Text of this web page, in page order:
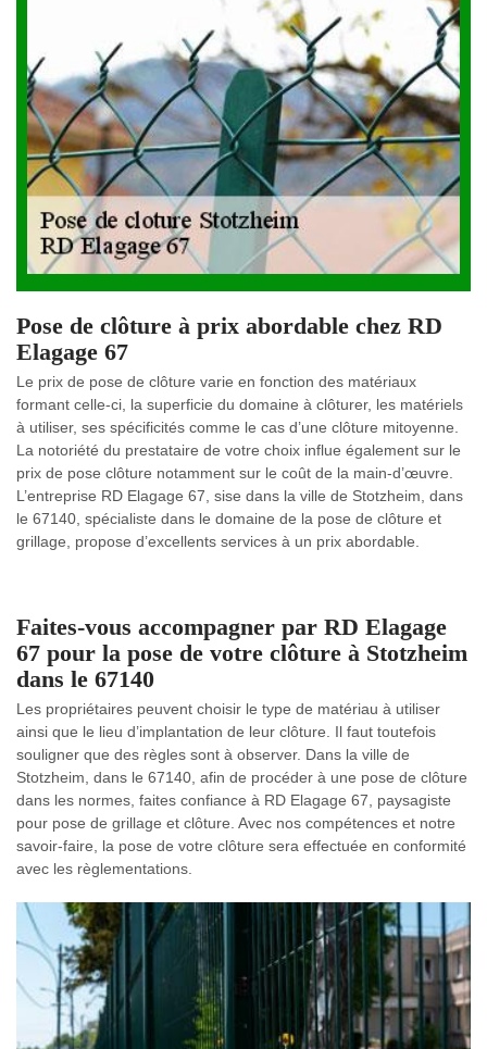
Pose de clôture à prix abordable chez RD
Elagage 67
Le prix de pose de clôture varie en fonction des matériaux
formant celle-ci, la superficie du domaine à clôturer, les matériels
à utiliser, ses spécificités comme le cas d’une clôture mitoyenne.
La notoriété du prestataire de votre choix influe également sur le
prix de pose clôture notamment sur le coût de la main-d’œuvre.
L’entreprise RD Elagage 67, sise dans la ville de Stotzheim, dans
le 67140, spécialiste dans le domaine de la pose de clôture et
grillage, propose d’excellents services à un prix abordable.
Faites-vous accompagner par RD Elagage
67 pour la pose de votre clôture à Stotzheim
dans le 67140
Les propriétaires peuvent choisir le type de matériau à utiliser
ainsi que le lieu d’implantation de leur clôture. Il faut toutefois
souligner que des règles sont à observer. Dans la ville de
Stotzheim, dans le 67140, afin de procéder à une pose de clôture
dans les normes, faites confiance à RD Elagage 67, paysagiste
pour pose de grillage et clôture. Avec nos compétences et notre
savoir-faire, la pose de votre clôture sera effectuée en conformité
avec les règlementations.